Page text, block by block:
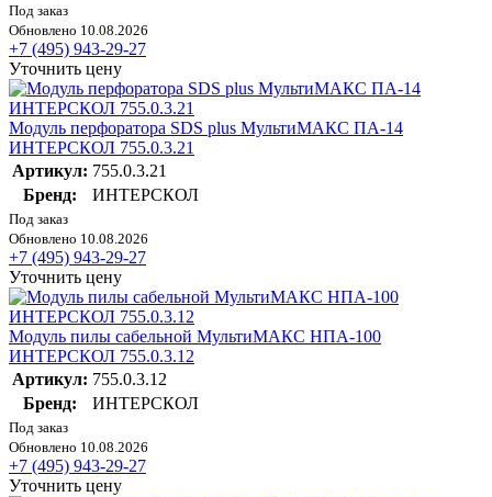
Под заказ
Обновлено 10.08.2026
+7 (495) 943-29-27
Уточнить цену
Модуль перфоратора SDS plus МультиМАКС ПА-14
ИНТЕРСКОЛ 755.0.3.21
Артикул: 755.0.3.21
Бренд:
ИНТЕРСКОЛ
Под заказ
Обновлено 10.08.2026
+7 (495) 943-29-27
Уточнить цену
Модуль пилы сабельной МультиМАКС НПА-100
ИНТЕРСКОЛ 755.0.3.12
Артикул: 755.0.3.12
Бренд:
ИНТЕРСКОЛ
Под заказ
Обновлено 10.08.2026
+7 (495) 943-29-27
Уточнить цену